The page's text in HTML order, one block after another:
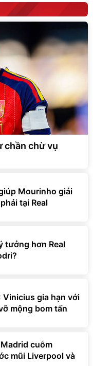
chần chừ vụ
Mourinho giải
tại Real
tưởng hơn Real
Vinicius gia hạn với
mộng bom tấn
cuỗm
mũi Liverpool và